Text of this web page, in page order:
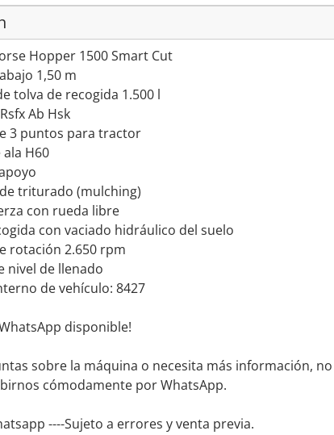
Hopper 1500 Smart Cut
1,50 m
tolva de recogida 1.500 l
Ab Hsk
3 puntos para tractor
H60
triturado (mulching)
con rueda libre
con vaciado hidráulico del suelo
rotación 2.650 rpm
nivel de llenado
de vehículo: 8427
disponible!
sobre la máquina o necesita más información, no
cómodamente por WhatsApp.
----Sujeto a errores y venta previa.